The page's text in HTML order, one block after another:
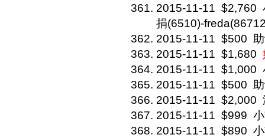
2015-11-11 $2,760
捐(6510)-
2015-11-11 $500
2015-11-11 $1,680
2015-11-11 $1,000
2015-11-11 $500
2015-11-11 $2,000
2015-11-11 $999
2015-11-11 $890